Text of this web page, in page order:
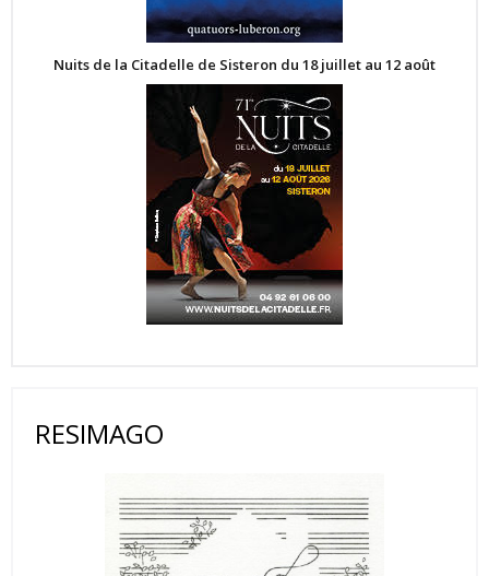
Nuits de la Citadelle de Sisteron du 18 juillet au 12 août
RESIMAGO